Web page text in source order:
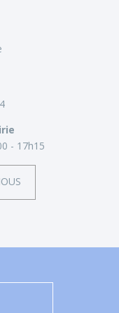
- 17h15